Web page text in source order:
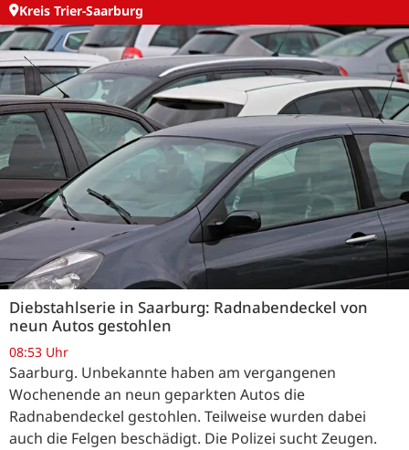
Kreis Trier-Saarburg
Diebstahlserie in Saarburg: Radnabendeckel von
neun Autos gestohlen
08:53 Uhr
Saarburg. Unbekannte haben am vergangenen
Wochenende an neun geparkten Autos die
Radnabendeckel gestohlen. Teilweise wurden dabei
auch die Felgen beschädigt. Die Polizei sucht Zeugen.